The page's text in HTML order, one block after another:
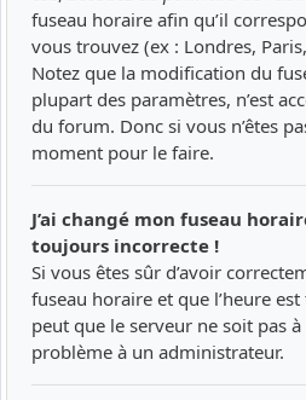
fuseau horaire afin qu’il
vous trouvez (ex : Londres,
Notez que la modification du
plupart des paramètres, n’est
du forum. Donc si vous n’êtes
moment pour le faire.
J’ai changé mon fuseau
toujours incorrecte !
Si vous êtes sûr d’avoir
fuseau horaire et que l’heure
peut que le serveur ne soit pas à
problème à un administrateur.